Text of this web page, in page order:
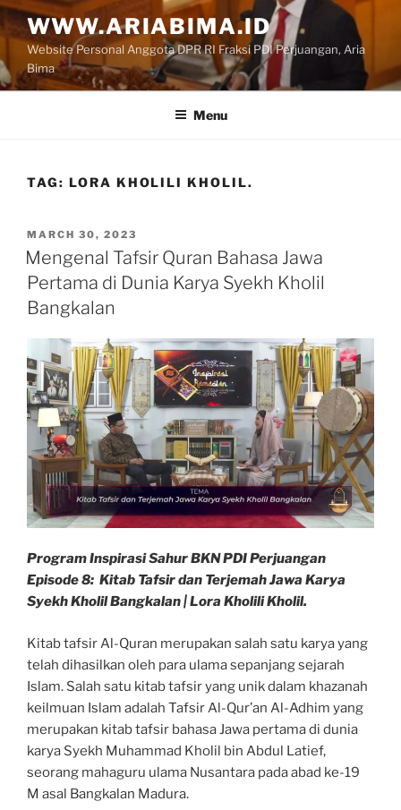
Skip
to
content
WWW.ARIABIMA.ID
Website Personal Anggota DPR RI Fraksi PDI Perjuangan, Aria
Bima
Menu
TAG: LORA KHOLILI KHOLIL.
POSTED
ON
MARCH 30, 2023
Mengenal Tafsir Quran Bahasa Jawa
Pertama di Dunia Karya Syekh Kholil
Bangkalan
Program Inspirasi Sahur BKN PDI Perjuangan
Episode 8: Kitab Tafsir dan Terjemah Jawa Karya
Syekh Kholil Bangkalan | Lora Kholili Kholil.
Kitab tafsir Al-Quran merupakan salah satu karya yang
telah dihasilkan oleh para ulama sepanjang sejarah
Islam. Salah satu kitab tafsir yang unik dalam khazanah
keilmuan Islam adalah Tafsir Al-Qur’an Al-Adhim yang
merupakan kitab tafsir bahasa Jawa pertama di dunia
karya Syekh Muhammad Kholil bin Abdul Latief,
seorang mahaguru ulama Nusantara pada abad ke-19
M asal Bangkalan Madura.